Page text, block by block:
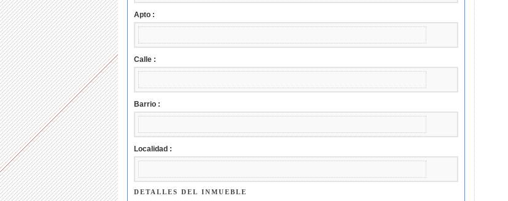
Apto :
Calle :
Barrio :
Localidad :
DETALLES DEL INMUEBLE